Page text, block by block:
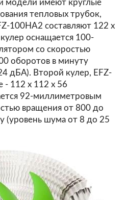
модели имеют круглые
тепловых трубок,
100HA2 составляют 122 х
оснащается 100-
со скоростью
оборотов в минуту
дБА). Второй кулер, EFZ-
- 112 х 112 х 56
92-миллиметровым
вращения от 800 до
(уровень шума от 8 до 25